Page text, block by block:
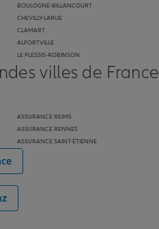
BOULOGNE-BILLANCOURT
CHEVILLY-LARUE
CLAMART
ALFORTVILLE
LE PLESSIS-ROBINSON
villes de France
ASSURANCE REIMS
ASSURANCE RENNES
ASSURANCE SAINT-ÉTIENNE